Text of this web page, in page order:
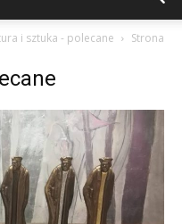
i sztuka - polecane
Strona